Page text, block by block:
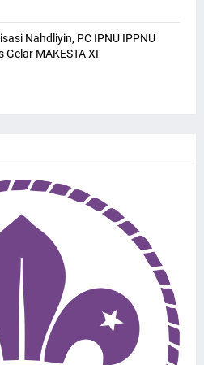
Nahdliyin, PC IPNU IPPNU
MAKESTA XI